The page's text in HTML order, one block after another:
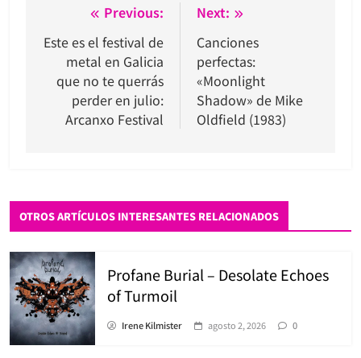
Navegación
de
entradas
Previous:
Este es el festival de
metal en Galicia
que no te querrás
perder en julio:
Arcanxo Festival
Next:
Canciones
perfectas:
«Moonlight
Shadow» de Mike
Oldfield (1983)
OTROS ARTÍCULOS INTERESANTES RELACIONADOS
Profane Burial – Desolate Echoes
of Turmoil
Irene Kilmister agosto 2, 2026 0